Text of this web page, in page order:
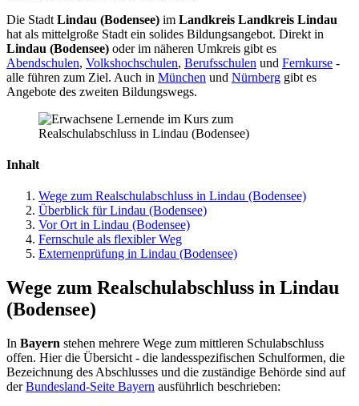
Die Stadt Lindau (Bodensee) im Landkreis Landkreis Lindau
hat als mittelgroße Stadt ein solides Bildungsangebot. Direkt in
Lindau (Bodensee) oder im näheren Umkreis gibt es
Abendschulen, Volkshochschulen, Berufsschulen und Fernkurse -
alle führen zum Ziel. Auch in München und Nürnberg gibt es
Angebote des zweiten Bildungswegs.
Inhalt
Wege zum Realschulabschluss in Lindau (Bodensee)
Überblick für Lindau (Bodensee)
Vor Ort in Lindau (Bodensee)
Fernschule als flexibler Weg
Externenprüfung in Lindau (Bodensee)
Wege zum Realschulabschluss in Lindau
(Bodensee)
In Bayern stehen mehrere Wege zum mittleren Schulabschluss
offen. Hier die Übersicht - die landesspezifischen Schulformen, die
Bezeichnung des Abschlusses und die zuständige Behörde sind auf
derBundesland-Seite Bayern ausführlich beschrieben: